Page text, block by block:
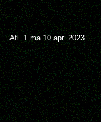
Afl. 1 ma 10 apr. 2023